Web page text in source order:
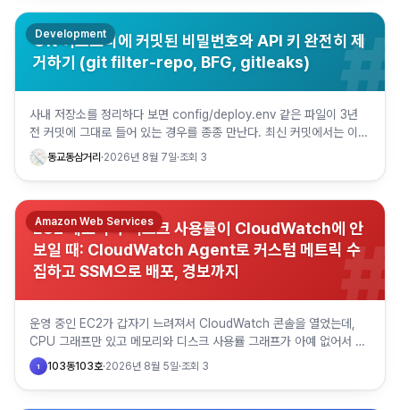
Git 히스토리에 커밋된 비밀번호와 API 키 완전히 제
거하기 (git filter-repo, BFG, gitleaks)
#
Development
사내 저장소를 정리하다 보면 config/deploy.env 같은 파일이 3년
전 커밋에 그대로 들어 있는 경우를 종종 만난다. 최신 커밋에서는 이미
지워져 있어서 눈에 안 띄다가, 저장소를 공개로…
동교동삼거리 ·2026년 8월 7일·조회 3
EC2 메모리와 디스크 사용률이 CloudWatch에 안
보일 때: CloudWatch Agent로 커스텀 메트릭 수
집하고 SSM으로 배포, 경보까지
#
Amazon Web Services
운영 중인 EC2가 갑자기 느려져서 CloudWatch 콘솔을 열었는데,
CPU 그래프만 있고 메모리와 디스크 사용률 그래프가 아예 없어서 당
황한 적이 있을 것이다. 저도 처음 AWS로 넘어왔을 때…
1 103동103호·2026년 8월 5일·조회 3